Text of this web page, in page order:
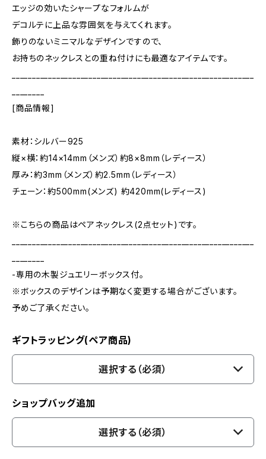
エッジの効いたシャープなフォルムが
デコルテに上品な雰囲気を与えてくれます。
飾りのないミニマルなデザインですので、
お持ちのネックレスとの重ね付けにも最適なアイテムです。
[商品情報]
素材：シルバー925
縦×横：約14×14mm（メンズ）約8×8mm（レディース）
厚み：約3mm（メンズ）約2.5mm（レディース）
チェーン：約500mm(メンズ) 約420mm(レディース)
※こちらの商品はペアネックレス(2点セット)です。
-専用の木製ジュエリーボックス付。
※ボックスのデザインは予期なく変更する場合がございます。
予めご了承ください。
ギフトラッピング(ペア商品)
選択する（必須）
ショップバッグ追加
選択する（必須）